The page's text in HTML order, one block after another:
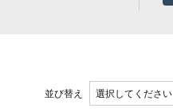
並び替え 選択してください